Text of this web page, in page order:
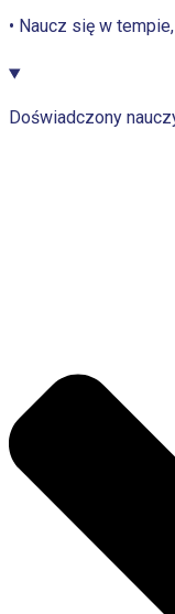
• Naucz się w
Doświadczony